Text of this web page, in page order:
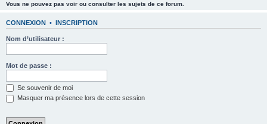
Vous ne pouvez pas voir ou consulter les sujets de ce forum.
CONNEXION • INSCRIPTION
Nom d’utilisateur :
Mot de passe :
Se souvenir de moi
Masquer ma présence lors de cette session